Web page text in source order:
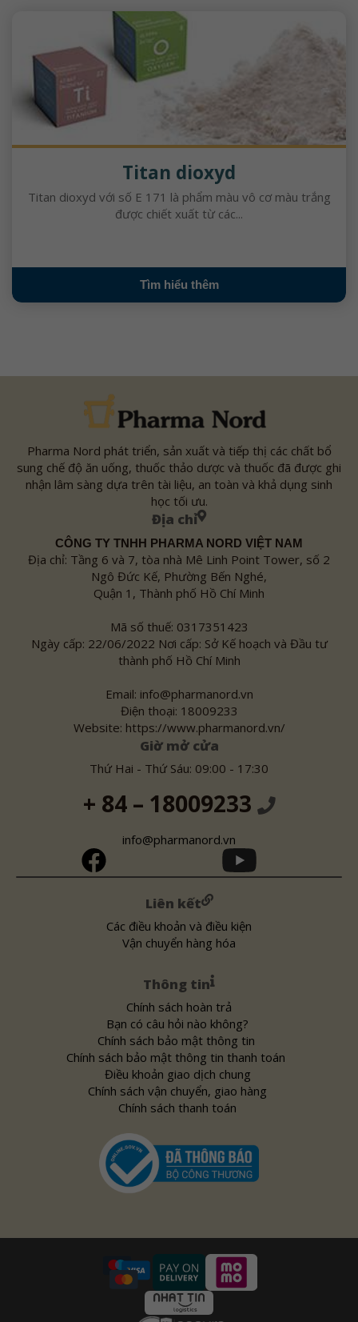
Titan dioxyd
Titan dioxyd với số E 171 là phẩm màu vô cơ màu trắng
được chiết xuất từ ​​​​các...
Tìm hiểu thêm
Pharma Nord phát triển, sản xuất và tiếp thị các chất bổ
sung chế độ ăn uống, thuốc thảo dược và thuốc đã được ghi
nhận lâm sàng dựa trên tài liệu, an toàn và khả dụng sinh
học tối ưu.
Địa chỉ
CÔNG TY TNHH PHARMA NORD VIỆT NAM
Địa chỉ: Tầng 6 và 7, tòa nhà Mê Linh Point Tower, số 2
Ngô Đức Kế, Phường Bến Nghé,
Quận 1, Thành phố Hồ Chí Minh
Mã số thuế: 0317351423
Ngày cấp: 22/06/2022 Nơi cấp: Sở Kế hoạch và Đầu tư
thành phố Hồ Chí Minh
Email: info@pharmanord.vn
Điện thoại: 18009233
Website: https://www.pharmanord.vn/
Giờ mở cửa
Thứ Hai - Thứ Sáu: 09:00 - 17:30
+ 84 – 18009233
info@pharmanord.vn
Liên kết
Các điều khoản và điều kiện
Vận chuyển hàng hóa
Thông tin
Chính sách hoàn trả
Bạn có câu hỏi nào không?
Chính sách bảo mật thông tin
Chính sách bảo mật thông tin thanh toán
Điều khoản giao dịch chung
Chính sách vận chuyển, giao hàng
Chính sách thanh toán